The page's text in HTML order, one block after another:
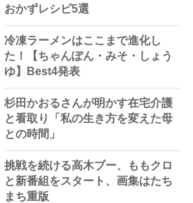
おかずレシピ5選
冷凍ラーメンはここまで進化し
た！【ちゃんぽん・みそ・しょう
ゆ】Best4発表
杉田かおるさんが明かす在宅介護
と看取り「私の生き方を変えた母
との時間」
挑戦を続ける高木ブー、ももクロ
と新番組をスタート、画集はたち
まち重版